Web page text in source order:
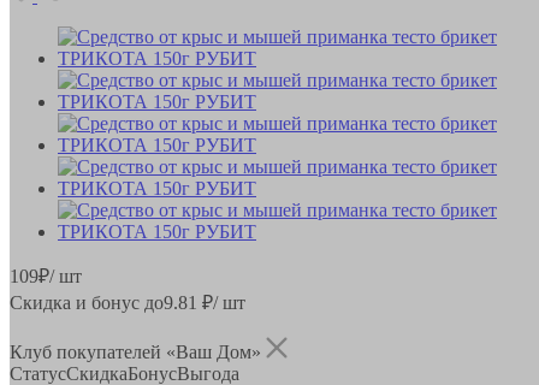
109₽/ шт
Скидка и бонус до9.81 ₽/ шт
Клуб покупателей «Ваш Дом»
СтатусСкидкаБонусВыгода